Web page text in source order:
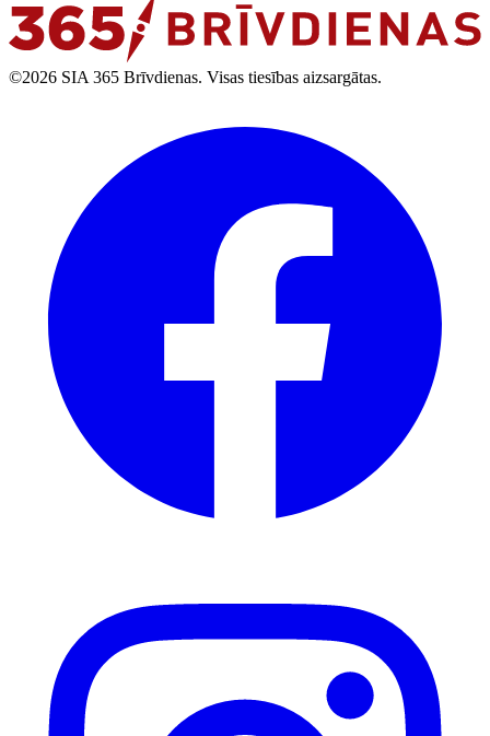
©2026 SIA 365 Brīvdienas. Visas tiesības aizsargātas.